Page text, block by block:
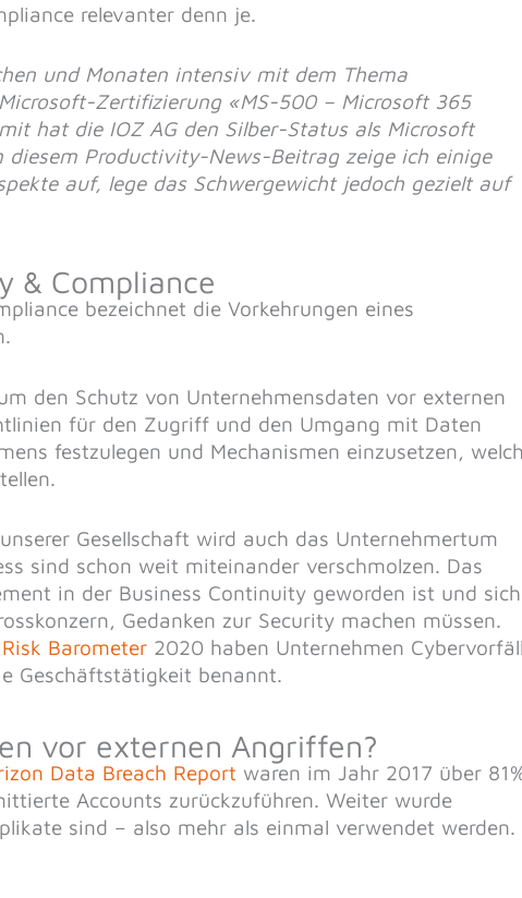
relevanter denn je.
und Monaten intensiv mit dem Thema
Zertifizierung «MS-500 – Microsoft 365
hat die IOZ AG den Silber-Status als Microsoft
Productivity-News-Beitrag zeige ich einige
auf, lege das Schwergewicht jedoch gezielt auf
& Compliance
bezeichnet die Vorkehrungen eines
den Schutz von Unternehmensdaten vor externen
für den Zugriff und den Umgang mit Daten
festzulegen und Mechanismen einzusetzen,
Gesellschaft wird auch das Unternehmertum
sind schon weit miteinander verschmolzen. Das
in der Business Continuity geworden ist und sich
Gedanken zur Security machen müssen.
Barometer 2020 haben Unternehmen
Geschäftstätigkeit benannt.
vor externen Angriffen?
Data Breach Report waren im Jahr 2017 über
Accounts zurückzuführen. Weiter wurde
sind – also mehr als einmal verwendet werden.